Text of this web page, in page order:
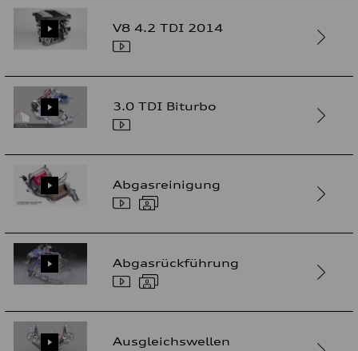
V8 4.2 TDI 2014
3.0 TDI Biturbo
Abgasreinigung
Abgasrückführung
Ausgleichswellen